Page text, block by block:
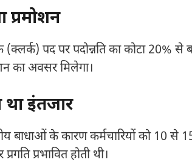
प्रमोशन
(क्लर्क) पद पर पदोन्नति का कोटा 20% से
का अवसर मिलेगा।
इंतजार
बाधाओं के कारण कर्मचारियों को 10 से
प्रभावित होती थी।